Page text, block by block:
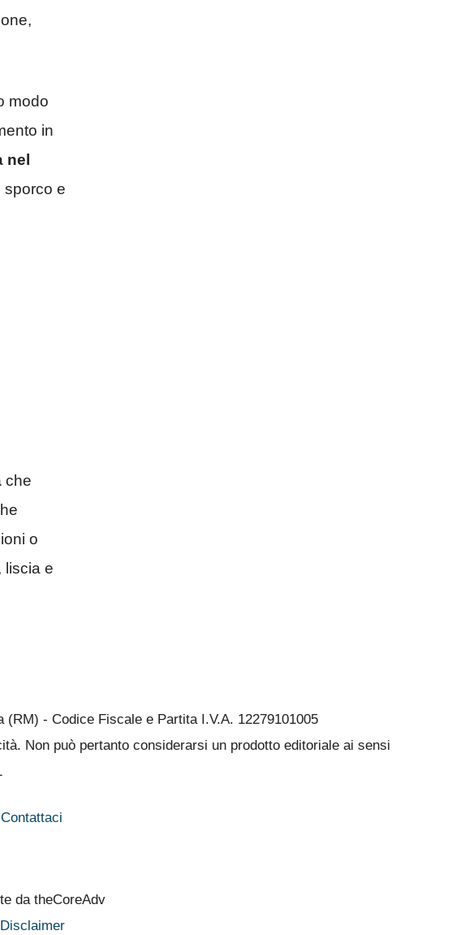
modo
in
nel
sporco e
che
o
liscia e
- Codice Fiscale e Partita I.V.A. 12279101005
Non può pertanto considerarsi un prodotto editoriale ai sensi
Contattaci
da theCoreAdv
Disclaimer